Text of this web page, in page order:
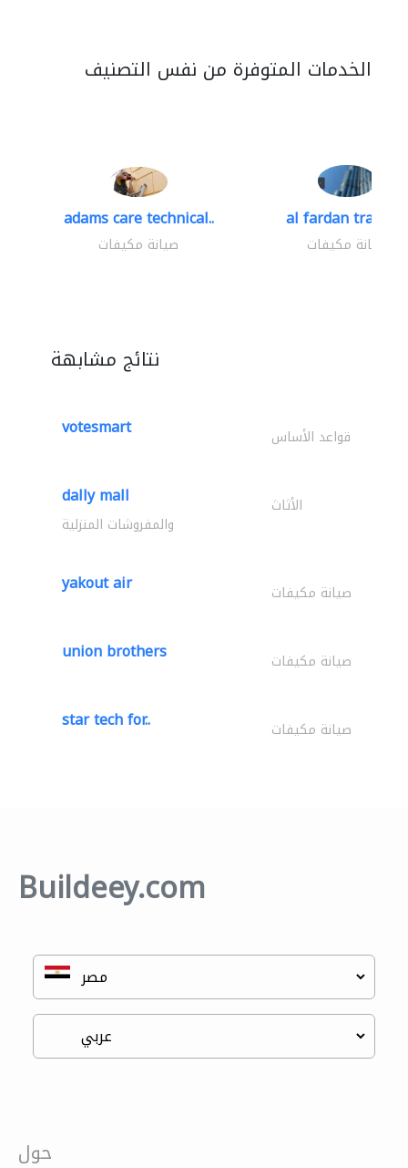
الخدمات المتوفرة من نفس التصنيف
adams care technical..
صيانة مكيفات
al fardan trading..
صيانة مكيفات
نتائج مشابهة
votesmart قواعد الأساس
dally mall الأثاث
والمفروشات المنزلية
yakout air صيانة مكيفات
union brothers صيانة مكيفات
star tech for.. صيانة مكيفات
Buildeey.com
حول